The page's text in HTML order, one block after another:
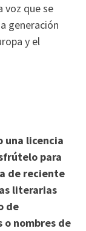
voz que se
generación
y el
una licencia
para
de reciente
literarias
de
nombres de